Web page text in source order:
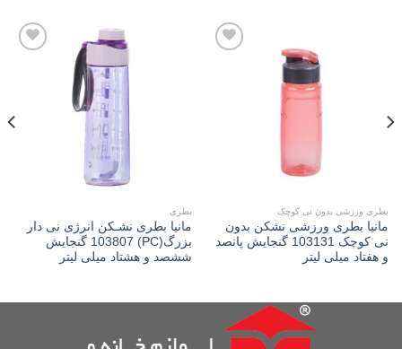
بطری ورزشی بدون نی کوچک
مانیا بطری ورزشی نشکن بدون
نی کوچک 103131 گنجایش پانصد
و هفتاد میلی لیتر
بطری
مانیا بطری نشـکن انرژی نی دار
بزرگ(PC) 103807 گنجایش
ششصد و هشتاد میلی لیتر